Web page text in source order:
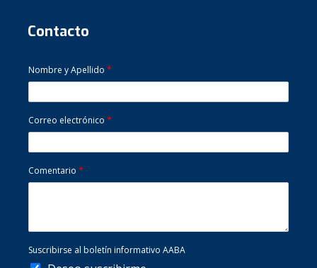
Contacto
Nombre y Apellido *
Correo electrónico *
Comentario *
Suscribirse al boletín informativo AABA